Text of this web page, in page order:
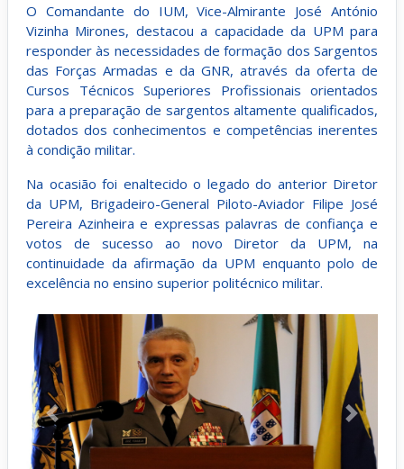
O Comandante do IUM, Vice-Almirante José António
Vizinha Mirones, destacou a capacidade da UPM para
responder às necessidades de formação dos Sargentos
das Forças Armadas e da GNR, através da oferta de
Cursos Técnicos Superiores Profissionais orientados
para a preparação de sargentos altamente qualificados,
dotados dos conhecimentos e competências inerentes
à condição militar.
Na ocasião foi enaltecido o legado do anterior Diretor
da UPM, Brigadeiro-General Piloto-Aviador Filipe José
Pereira Azinheira e expressas palavras de confiança e
votos de sucesso ao novo Diretor da UPM, na
continuidade da afirmação da UPM enquanto polo de
excelência no ensino superior politécnico militar.
Anterior Próximo